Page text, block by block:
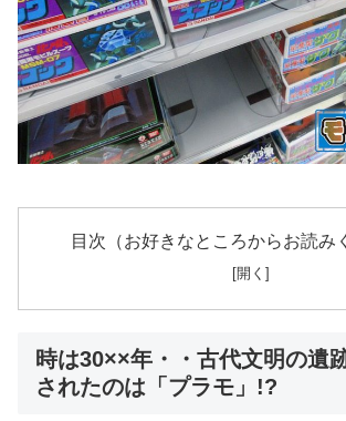
目次（お好きなところからお読み
時は30××年・・古代文明の遺
されたのは「プラモ」!?